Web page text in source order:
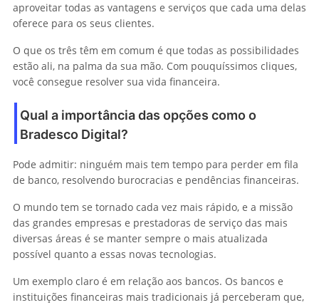
aproveitar todas as vantagens e serviços que cada uma delas
oferece para os seus clientes.
O que os três têm em comum é que todas as possibilidades
estão ali, na palma da sua mão. Com pouquíssimos cliques,
você consegue resolver sua vida financeira.
Qual a importância das opções como o
Bradesco Digital?
Pode admitir: ninguém mais tem tempo para perder em fila
de banco, resolvendo burocracias e pendências financeiras.
O mundo tem se tornado cada vez mais rápido, e a missão
das grandes empresas e prestadoras de serviço das mais
diversas áreas é se manter sempre o mais atualizada
possível quanto a essas novas tecnologias.
Um exemplo claro é em relação aos bancos. Os bancos e
instituições financeiras mais tradicionais já perceberam que,